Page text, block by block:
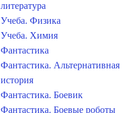
литература
Учеба. Физика
Учеба. Химия
Фантастика
Фантастика. Альтернативная
история
Фантастика. Боевик
Фантастика. Боевые роботы